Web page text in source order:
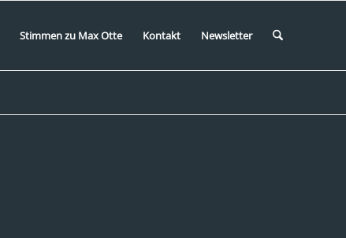
Stimmen zu Max Otte Kontakt Newsletter